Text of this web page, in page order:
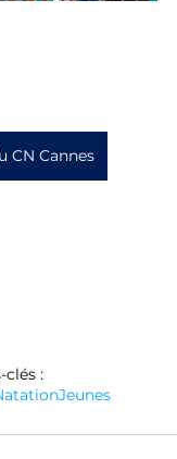
CN Cannes
clés :
Jeunes